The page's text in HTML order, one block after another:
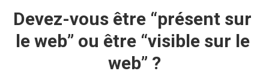
Devez-vous être “présent sur
le web” ou être “visible sur le
web” ?